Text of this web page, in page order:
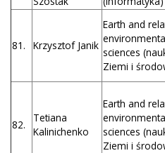
81. Krzysztof Janik
Earth and
sciences
Ziemi i
82.
Tetiana
Kalinichenko
Earth and
sciences
Ziemi i